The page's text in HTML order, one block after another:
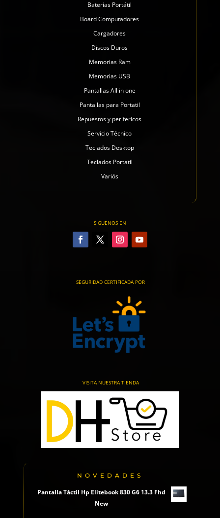
Baterías Portátil
Board Computadores
Cargadores
Discos Duros
Memorias Ram
Memorias USB
Pantallas All in one
Pantallas para Portatil
Repuestos y perifericos
Servicio Técnico
Teclados Desktop
Teclados Portatil
Variós
SIGUENOS EN
SEGURIDAD CERTIFICADA POR
VISITA NUESTRA TIENDA
NOVEDADES
Pantalla Táctil Hp Elitebook 830 G6 13.3 Fhd
New